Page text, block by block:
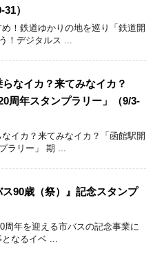
）
！鉄道ゆかりの地を巡り「鉄道開
！デジタルス ...
なイカ？来てみなイカ？
周年スタンプラリー」（9/3-
イカ？来てみなイカ？「函館駅開
ラリー」 期 ...
ス90歳（祭）』記念スタンプ
周年を迎える市バスの記念事業に
なるイベ ...